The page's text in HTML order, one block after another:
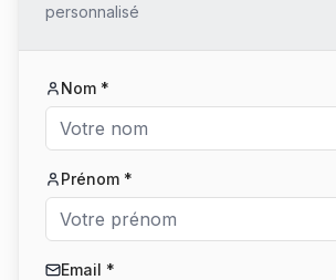
personnalisé
Nom *
Prénom *
Email *